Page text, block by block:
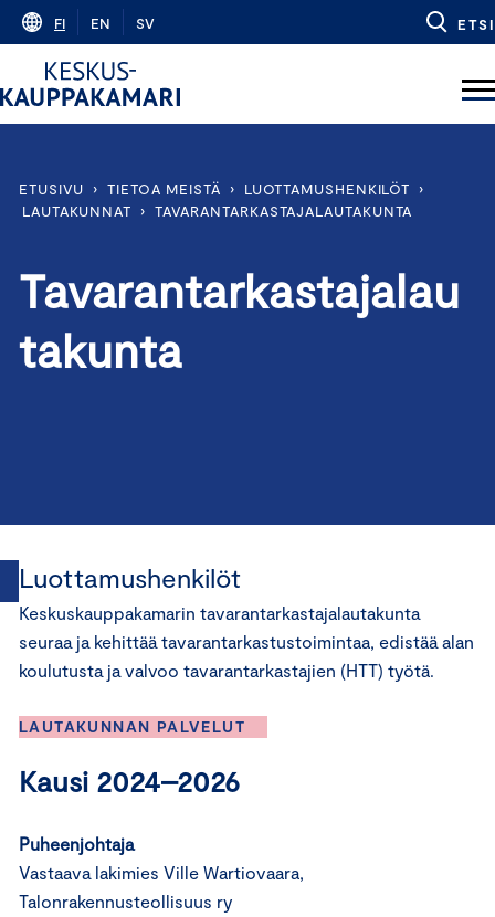
Skip
content
FI EN SV ETSI
ETUSIVU › TIETOA MEISTÄ › LUOTTAMUSHENKILÖT
›
LAUTAKUNNAT
› TAVARANTARKASTAJALAUTAKUNTA
Tavarantarkastajalau
takunta
Luottamushenkilöt
Keskuskauppakamarin tavarantarkastajalautakunta
seuraa ja kehittää tavarantarkastustoimintaa, edistää alan
koulutusta ja valvoo tavarantarkastajien (HTT) työtä.
LAUTAKUNNAN PALVELUT
Kausi 2024–2026
Puheenjohtaja
Vastaava lakimies Ville Wartiovaara,
Talonrakennusteollisuus ry